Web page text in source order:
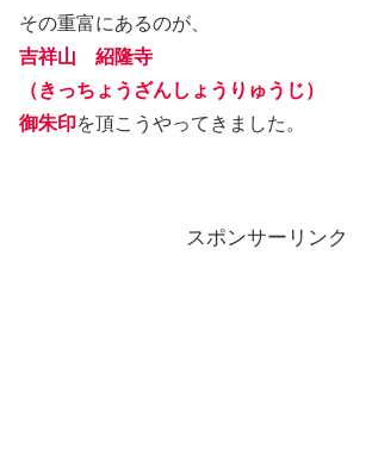
その重富にあるのが、
吉祥山 紹隆寺
（きっちょうざんしょうりゅうじ）
御朱印を頂こうやってきました。
スポンサーリンク